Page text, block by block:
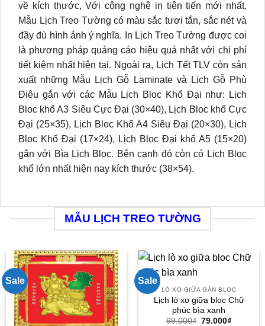
về kích thước, Với công nghệ in tiên tiến mới nhất,
Mẫu Lịch Treo Tường có màu sắc tươi tắn, sắc nét và
đầy đù hình ảnh ý nghĩa. In Lịch Treo Tường được coi
là phương pháp quảng cáo hiệu quả nhất với chi phí
tiết kiệm nhất hiện tại. Ngoài ra, Lịch Tết TLV còn sản
xuất những Mẫu Lịch Gỗ Laminate và Lịch Gỗ Phù
Điêu gắn với các Mẫu Lịch Bloc Khổ Đại như: Lịch
Bloc khổ A3 Siêu Cực Đại (30×40), Lịch Bloc khổ Cực
Đại (25×35), Lịch Bloc Khổ A4 Siêu Đại (20×30), Lịch
Bloc Khổ Đại (17×24), Lịch Bloc Đại khổ A5 (15×20)
gắn với Bìa Lịch Bloc. Bên cạnh đó còn có Lịch Bloc
khổ lớn nhất hiện nay kích thước (38×54).
MẪU LỊCH TREO TƯỜNG
Sale Sale
LÒ XO GIỮA GẮN BLOC
Lịch lò xo giữa bloc Chữ
phúc bìa xanh
99.000₫ Giá
79.000₫Giá